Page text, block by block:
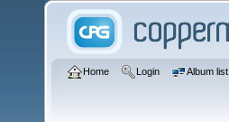
Home Login Album list